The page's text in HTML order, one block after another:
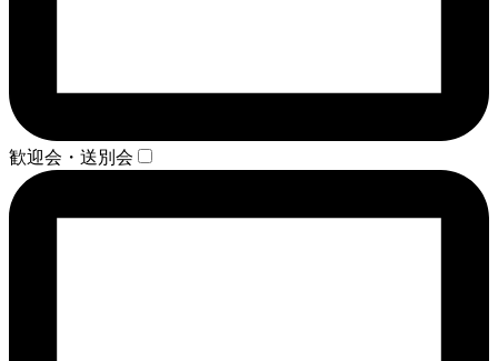
歓迎会・送別会